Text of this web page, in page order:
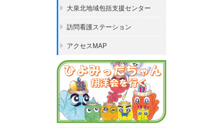
大泉北地域包括支援センター
訪問看護ステーション
アクセスMAP